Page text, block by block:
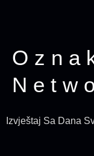
Izvještaj Sa Dana